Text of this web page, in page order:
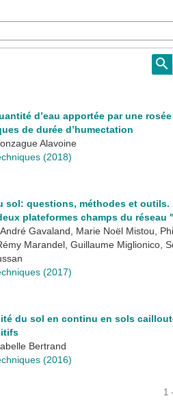
d’eau apportée par une rosée
de durée d’humectation
Alavoine
(2018)
sol: questions, méthodes et outils.
plateformes champs du réseau
Gavaland, Marie Noël Mistou,
Marandel, Guillaume Miglionico,
(2017)
du sol en continu en sols
Bertrand
(2016)
1